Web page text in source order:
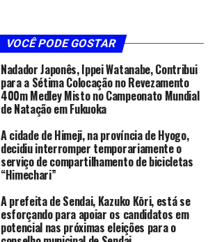
VOCÊ PODE GOSTAR
Nadador Japonês, Ippei Watanabe, Contribui
para a Sétima Colocação no Revezamento
400m Medley Misto no Campeonato Mundial
de Natação em Fukuoka
A cidade de Himeji, na província de Hyogo,
decidiu interromper temporariamente o
serviço de compartilhamento de bicicletas
“Himechari”
A prefeita de Sendai, Kazuko Kōri, está se
esforçando para apoiar os candidatos em
potencial nas próximas eleições para o